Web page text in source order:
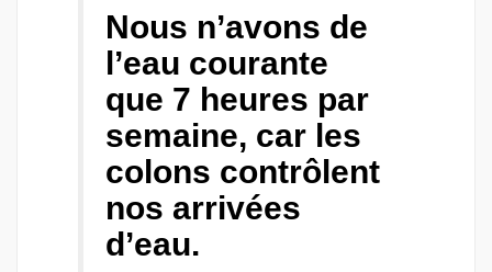
Nous n’avons de
l’eau courante
que 7 heures par
semaine, car les
colons contrôlent
nos arrivées
d’eau.